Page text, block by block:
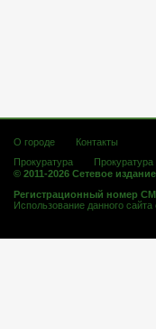
О городе
Контакты
Прокуратура
Прокуратура
© 2011-2026 Сетевое
Регистрационный номер
Использование данного